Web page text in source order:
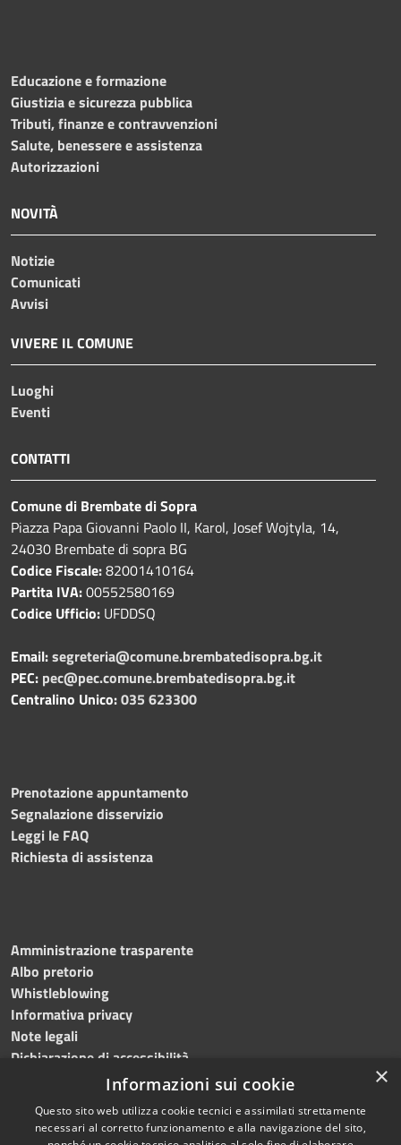
Educazione e formazione
Giustizia e sicurezza pubblica
Tributi, finanze e contravvenzioni
Salute, benessere e assistenza
Autorizzazioni
NOVITÀ
Notizie
Comunicati
Avvisi
VIVERE IL COMUNE
Luoghi
Eventi
CONTATTI
Comune di Brembate di Sopra
Piazza Papa Giovanni Paolo II, Karol, Josef Wojtyla, 14,
24030 Brembate di sopra BG
Codice Fiscale:82001410164
Partita IVA:00552580169
Codice Ufficio: UFDDSQ
Email:segreteria@comune.brembatedisopra.bg.it
PEC: pec@pec.comune.brembatedisopra.bg.it
Centralino Unico:035 623300
Prenotazione appuntamento
Segnalazione disservizio
Leggi le FAQ
Richiesta di assistenza
Amministrazione trasparente
Albo pretorio
Whistleblowing
Informativa privacy
Note legali
Dichiarazione di accessibilità
×
Informazioni sui cookie
Questo sito web utilizza cookie tecnici e assimilati strettamente
necessari al corretto funzionamento e alla navigazione del sito,